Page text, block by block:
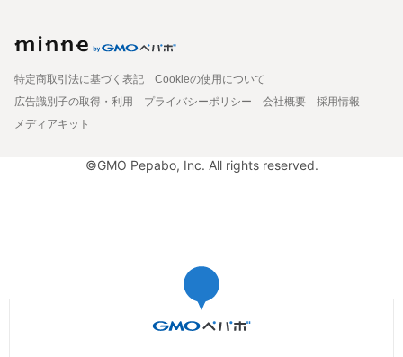
特定商取引法に基づく表記
Cookieの使用について
広告識別子の取得・利用
プライバシーポリシー 会社概要
採用情報
メディアキット
©GMO Pepabo, Inc. All rights reserved.